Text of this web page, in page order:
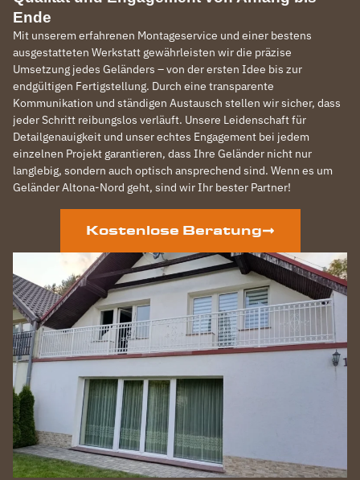
Ende
Mit unserem erfahrenen Montageservice und einer bestens
ausgestatteten Werkstatt gewährleisten wir die präzise
Umsetzung jedes Geländers – von der ersten Idee bis zur
endgültigen Fertigstellung. Durch eine transparente
Kommunikation und ständigen Austausch stellen wir sicher, dass
jeder Schritt reibungslos verläuft. Unsere Leidenschaft für
Detailgenauigkeit und unser echtes Engagement bei jedem
einzelnen Projekt garantieren, dass Ihre Geländer nicht nur
langlebig, sondern auch optisch ansprechend sind. Wenn es um
Geländer Altona-Nord geht, sind wir Ihr bester Partner!
Kostenlose Beratung